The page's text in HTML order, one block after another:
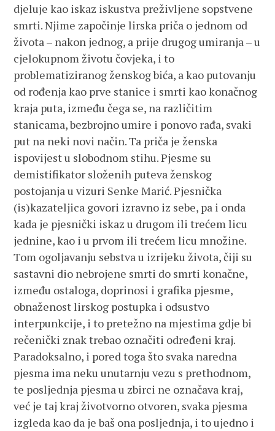
djeluje kao iskaz iskustva preživljene sopstvene
smrti. Njime započinje lirska priča o jednom od
života – nakon jednog, a prije drugog umiranja – u
cjelokupnom životu čovjeka, i to
problematiziranog ženskog bića, a kao putovanju
od rođenja kao prve stanice i smrti kao konačnog
kraja puta, između čega se, na različitim
stanicama, bezbrojno umire i ponovo rađa, svaki
put na neki novi način. Ta priča je ženska
ispovijest u slobodnom stihu. Pjesme su
demistifikator složenih puteva ženskog
postojanja u vizuri Senke Marić. Pjesnička
(is)kazateljica govori izravno iz sebe, pa i onda
kada je pjesnički iskaz u drugom ili trećem licu
jednine, kao i u prvom ili trećem licu množine.
Tom ogoljavanju sebstva u izrijeku života, čiji su
sastavni dio nebrojene smrti do smrti konačne,
između ostaloga, doprinosi i grafika pjesme,
obnaženost lirskog postupka i odsustvo
interpunkcije, i to pretežno na mjestima gdje bi
rečenički znak trebao označiti određeni kraj.
Paradoksalno, i pored toga što svaka naredna
pjesma ima neku unutarnju vezu s prethodnom,
te posljednja pjesma u zbirci ne označava kraj,
već je taj kraj životvorno otvoren, svaka pjesma
izgleda kao da je baš ona posljednja, i to ujedno i